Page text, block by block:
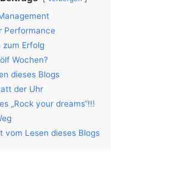
Performance
zum Erfolg
Wochen?
dieses Blogs
der Uhr
„Rock your dreams“!!!
vom Lesen dieses Blogs